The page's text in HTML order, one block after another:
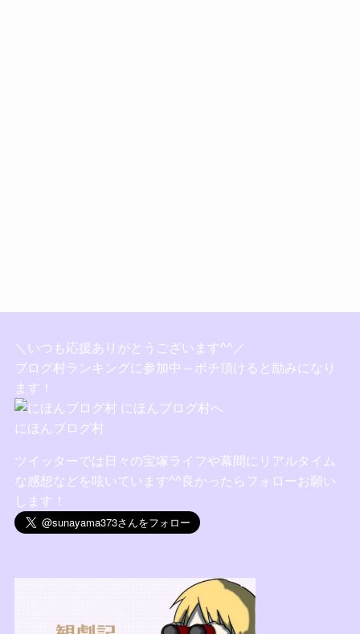
＼いつも応援ありがとうございます^^／
ブログ村ランキングに参加中～ポチ頂けると励みになり
ます！
にほんブログ村
ツイッターでは日々の宝塚ライフや幕間にリアルタイム
な感想などを呟いています^^良かったらフォローお願い
します！